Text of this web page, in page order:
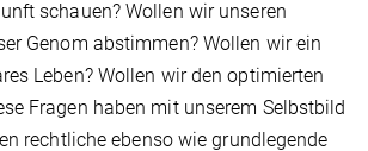
schauen? Wollen wir unseren
Genom abstimmen? Wollen wir ein
Leben? Wollen wir den optimierten
Fragen haben mit unserem Selbstbild
rechtliche ebenso wie grundlegende